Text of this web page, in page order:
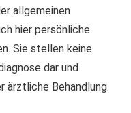
allgemeinen
hier persönliche
Sie stellen keine
dar und
ärztliche Behandlung.